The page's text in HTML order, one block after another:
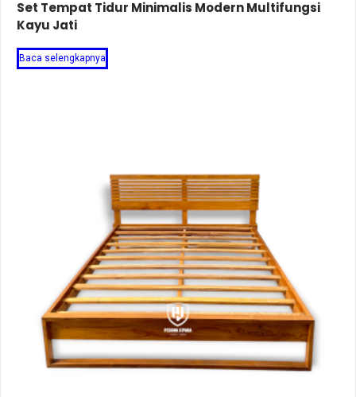
Set Tempat Tidur Minimalis Modern Multifungsi
Kayu Jati
Baca selengkapnya